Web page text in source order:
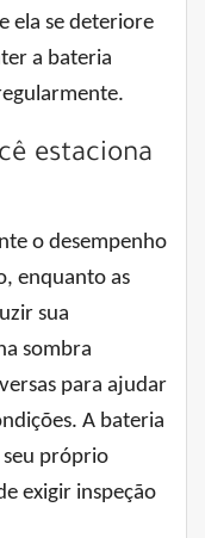
ela se deteriore
a bateria
estaciona
o desempenho
enquanto as
sua
sombra
para ajudar
A bateria
próprio
exigir inspeção